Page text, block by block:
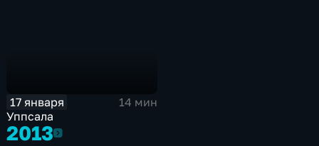
17 января
14 мин
Уппсала
20132013